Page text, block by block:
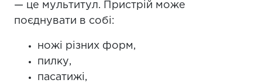
— це мультитул. Пристрій може
поєднувати в собі:
ножі різних форм,
пилку,
пасатижі,